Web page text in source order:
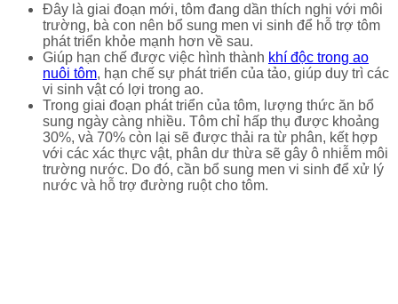
Đây là giai đoạn mới, tôm đang dần thích nghi với môi
trường, bà con nên bổ sung men vi sinh để hỗ trợ tôm
phát triển khỏe mạnh hơn về sau.
Giúp hạn chế được việc hình thành khí độc trong ao
nuôi tôm, hạn chế sự phát triển của tảo, giúp duy trì các
vi sinh vật có lợi trong ao.
Trong giai đoạn phát triển của tôm, lượng thức ăn bổ
sung ngày càng nhiều. Tôm chỉ hấp thụ được khoảng
30%, và 70% còn lại sẽ được thải ra từ phân, kết hợp
với các xác thực vật, phân dư thừa sẽ gây ô nhiễm môi
trường nước. Do đó, cần bổ sung men vi sinh để xử lý
nước và hỗ trợ đường ruột cho tôm.